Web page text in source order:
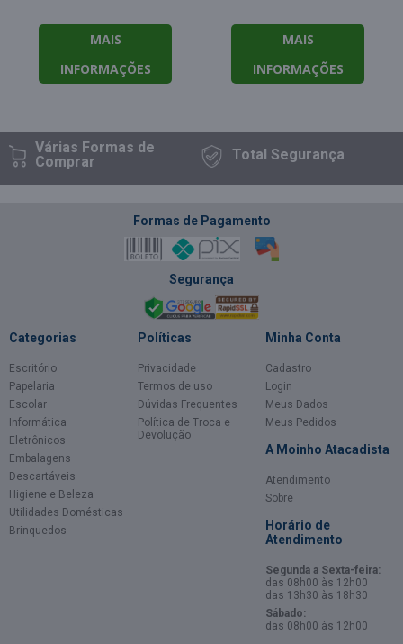
MAIS
INFORMAÇÕES
MAIS
INFORMAÇÕES
Várias Formasde
Comprar
TotalSegurança
Formas de Pagamento
Segurança
Categorias
Escritório
Papelaria
Escolar
Informática
Eletrônicos
Embalagens
Descartáveis
Higiene e Beleza
Utilidades Domésticas
Brinquedos
Políticas
Privacidade
Termos de uso
Dúvidas Frequentes
Política de Troca e
Devolução
Minha Conta
Cadastro
Login
Meus Dados
Meus Pedidos
A Moinho Atacadista
Atendimento
Sobre
Horário de
Atendimento
Segunda a Sexta-feira:
das 08h00 às 12h00
das 13h30 às 18h30
Sábado:
das 08h00 às 12h00